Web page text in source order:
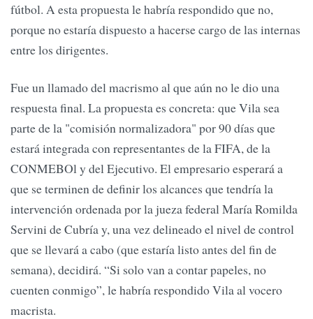
fútbol. A esta propuesta le habría respondido que no,
porque no estaría dispuesto a hacerse cargo de las internas
entre los dirigentes.
Fue un llamado del macrismo al que aún no le dio una
respuesta final. La propuesta es concreta: que Vila sea
parte de la "comisión normalizadora" por 90 días que
estará integrada con representantes de la FIFA, de la
CONMEBOl y del Ejecutivo. El empresario esperará a
que se terminen de definir los alcances que tendría la
intervención ordenada por la jueza federal María Romilda
Servini de Cubría y, una vez delineado el nivel de control
que se llevará a cabo (que estaría listo antes del fin de
semana), decidirá. “Si solo van a contar papeles, no
cuenten conmigo”, le habría respondido Vila al vocero
macrista.